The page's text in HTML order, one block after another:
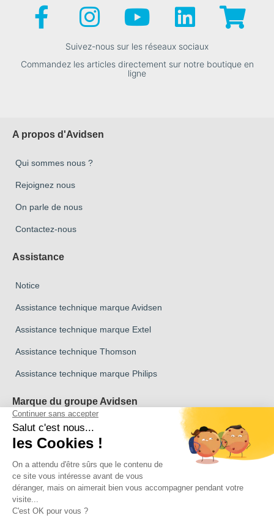
Suivez-nous sur les réseaux sociaux
Commandez les articles directement sur notre boutique en
ligne
A propos d'Avidsen
Qui sommes nous ?
Rejoignez nous
On parle de nous
Contactez-nous
Assistance
Notice
Assistance technique marque Avidsen
Assistance technique marque Extel
Assistance technique Thomson
Assistance technique marque Philips
Marque du groupe Avidsen
Marque Avidsen
Marque Thomson
Marque Philips